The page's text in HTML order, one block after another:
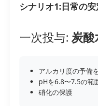
シナリオ1:日常の
一次投与: 炭
アルカリ度の予備
pHを6.8〜7.5の範
硝化の保護